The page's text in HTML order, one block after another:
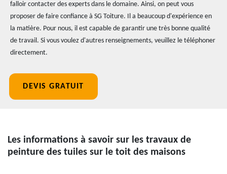
falloir contacter des experts dans le domaine. Ainsi, on peut vous
proposer de faire confiance à SG Toiture. Il a beaucoup d'expérience en
la matière. Pour nous, il est capable de garantir une très bonne qualité
de travail. Si vous voulez d'autres renseignements, veuillez le téléphoner
directement.
DEVIS GRATUIT
Les informations à savoir sur les travaux de
peinture des tuiles sur le toit des maisons